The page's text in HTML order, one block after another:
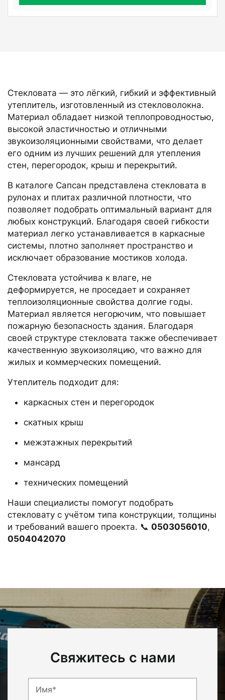
Стекловата — это лёгкий, гибкий и эффективный
утеплитель, изготовленный из стекловолокна.
Материал обладает низкой теплопроводностью,
высокой эластичностью и отличными
звукоизоляционными свойствами, что делает
его одним из лучших решений для утепления
стен, перегородок, крыш и перекрытий.
В каталоге Сапсан представлена стекловата в
рулонах и плитах различной плотности, что
позволяет подобрать оптимальный вариант для
любых конструкций. Благодаря своей гибкости
материал легко устанавливается в каркасные
системы, плотно заполняет пространство и
исключает образование мостиков холода.
Стекловата устойчива к влаге, не
деформируется, не проседает и сохраняет
теплоизоляционные свойства долгие годы.
Материал является негорючим, что повышает
пожарную безопасность здания. Благодаря
своей структуре стекловата также обеспечивает
качественную звукоизоляцию, что важно для
жилых и коммерческих помещений.
Утеплитель подходит для:
каркасных стен и перегородок
скатных крыш
межэтажных перекрытий
мансард
технических помещений
Наши специалисты помогут подобрать
стекловату с учётом типа конструкции, толщины
и требований вашего проекта. 📞 0503056010,
0504042070
Свяжитесь с нами
Имя*